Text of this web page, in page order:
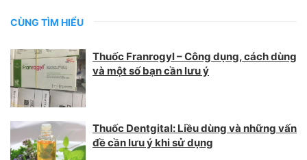
CÙNG TÌM HIỂU
Thuốc Franrogyl – Công dụng, cách dùng
và một số bạn cần lưu ý
Thuốc Dentgital: Liều dùng và những vấn
đề cần lưu ý khi sử dụng